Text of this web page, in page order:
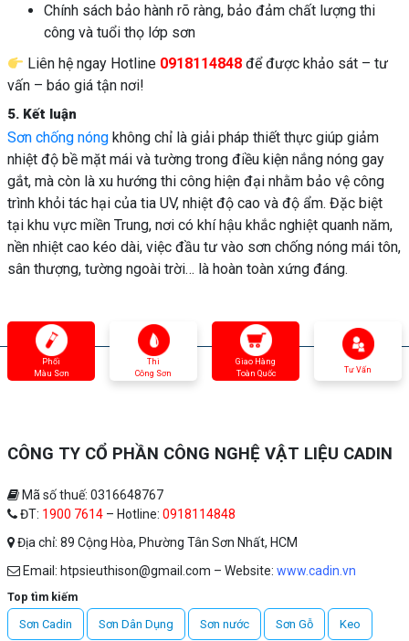
Chính sách bảo hành rõ ràng, bảo đảm chất lượng thi
công và tuổi thọ lớp sơn
Liên hệ ngay Hotline 0918114848 để được khảo sát – tư
vấn – báo giá tận nơi!
5. Kết luận
Sơn chống nóng không chỉ là giải pháp thiết thực giúp giảm
nhiệt độ bề mặt mái và tường trong điều kiện nắng nóng gay
gắt, mà còn là xu hướng thi công hiện đại nhằm bảo vệ công
trình khỏi tác hại của tia UV, nhiệt độ cao và độ ẩm. Đặc biệt
tại khu vực miền Trung, nơi có khí hậu khắc nghiệt quanh năm,
nền nhiệt cao kéo dài, việc đầu tư vào sơn chống nóng mái tôn,
sân thượng, tường ngoài trời… là hoàn toàn xứng đáng.
Phối
Màu Sơn
Thi
Công Sơn
Giao Hàng
Toàn Quốc
Tư Vấn
CÔNG TY CỔ PHẦN CÔNG NGHỆ VẬT LIỆU CADIN
Mã số thuế: 0316648767
ĐT: 1900 7614 – Hotline: 0918114848
Địa chỉ: 89 Cộng Hòa, Phường Tân Sơn Nhất, HCM
Email: htpsieuthison@gmail.com – Website: www.cadin.vn
Top tìm kiếm
Sơn Cadin
Sơn Dân Dụng Sơn nước Sơn Gỗ Keo